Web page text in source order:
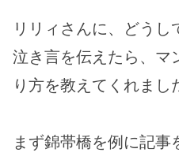
リリィさんに、どうし
泣き言を伝えたら、マ
り方を教えてくれまし
まず錦帯橋を例に記事